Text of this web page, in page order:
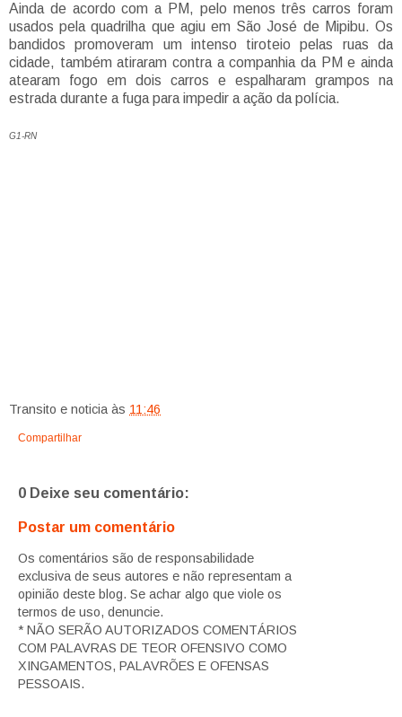
Ainda de acordo com a PM, pelo menos três carros foram
usados pela quadrilha que agiu em São José de Mipibu. Os
bandidos promoveram um intenso tiroteio pelas ruas da
cidade, também atiraram contra a companhia da PM e ainda
atearam fogo em dois carros e espalharam grampos na
estrada durante a fuga para impedir a ação da polícia.
G1-RN
Transito e noticia às 11:46
Compartilhar
0 Deixe seu comentário:
Postar um comentário
Os comentários são de responsabilidade
exclusiva de seus autores e não representam a
opinião deste blog. Se achar algo que viole os
termos de uso, denuncie.
* NÃO SERÃO AUTORIZADOS COMENTÁRIOS
COM PALAVRAS DE TEOR OFENSIVO COMO
XINGAMENTOS, PALAVRÕES E OFENSAS
PESSOAIS.